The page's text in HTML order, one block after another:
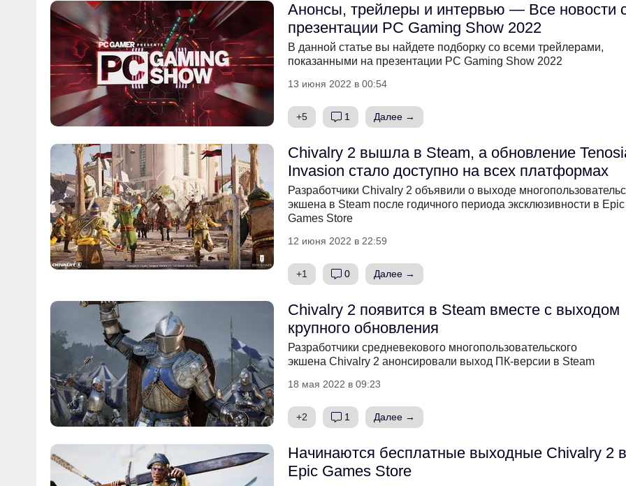
Анонсы, трейлеры и интервью — Все новости
презентации PC Gaming Show 2022
В данной статье вы найдете подборку со всеми трейлерами,
показанными на презентации PC Gaming Show 2022
13 июня 2022 в 00:54
+5 1 Далее →
Chivalry 2 вышла в Steam, а обновление
Invasion стало доступно на всех платформах
Разработчики Chivalry 2 объявили о выходе
экшена в Steam после годичного периода эксклюзивности в Epic
Games Store
12 июня 2022 в 22:59
+1 0 Далее →
Chivalry 2 появится в Steam вместе с выходом
крупного обновления
Разработчики средневекового многопользовательского
экшена Chivalry 2 анонсировали выход ПК-версии в Steam
18 мая 2022 в 09:23
+2 1 Далее →
Начинаются бесплатные выходные Chivalry 2 в
Epic Games Store